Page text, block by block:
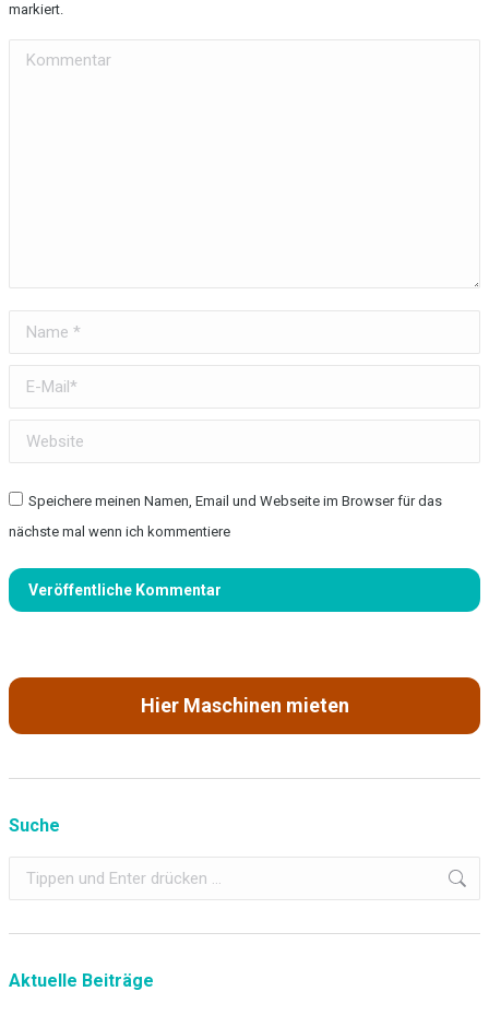
markiert.
Kommentar
Name *
E-Mail *
Website
Speichere meinen Namen, Email und Webseite im Browser für das
nächste mal wenn ich kommentiere
Veröffentliche Kommentar
Hier Maschinen mieten
Suche
Search:
Aktuelle Beiträge